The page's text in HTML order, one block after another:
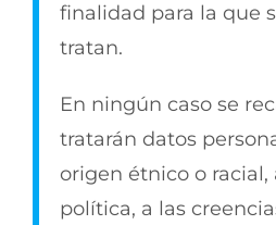
finalidad para la que
tratan.
En ningún caso se
tratarán datos
origen étnico o racial,
política, a las